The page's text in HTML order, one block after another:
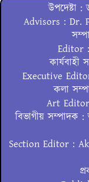
উপদেষ্টা
Advisors : Dr.
Editor
Executive
কলা
Art
বিভাগীয় সম্পাদক :
Section Editor :